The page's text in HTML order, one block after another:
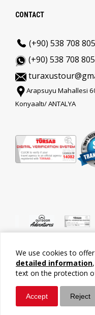
Whatsapp
We use cookies to
detailed information
text on the protection
Accept Reject
CONTACT
(+90) 538 708
(+90) 538 708
Arapsuyu Mahallesi
Konyaaltı/ ANTALYA